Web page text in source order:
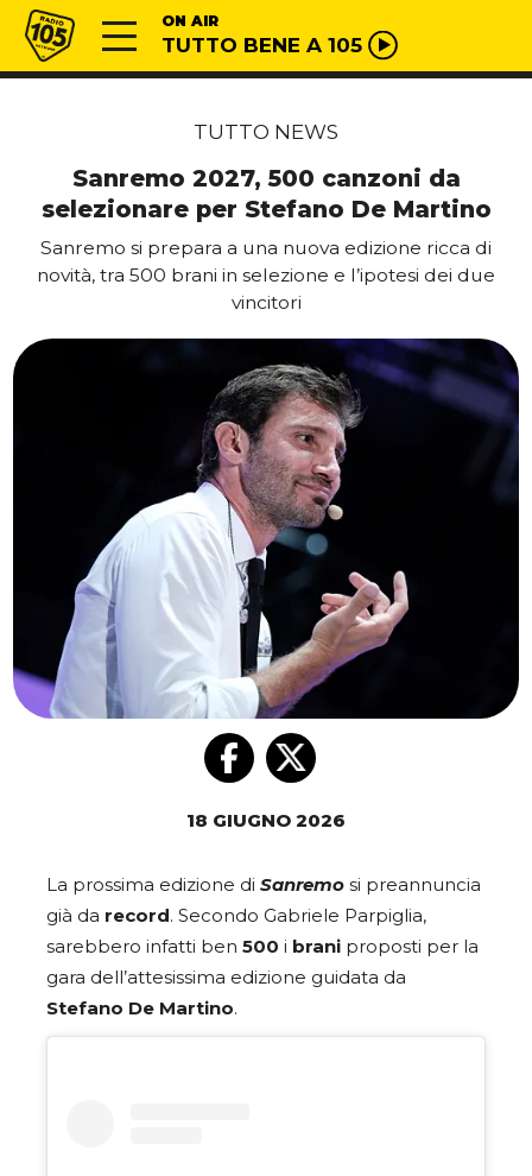
Vai al contenuto
Radio 105 ON AIR
TUTTO BENE A 105
TUTTO NEWS
Sanremo 2027, 500 canzoni da
selezionare per Stefano De Martino
Sanremo si prepara a una nuova edizione ricca di
novità, tra 500 brani in selezione e l’ipotesi dei due
vincitori
18 GIUGNO 2026
La prossima edizione di Sanremo si preannuncia
già da record. Secondo Gabriele Parpiglia,
sarebbero infatti ben 500 i brani proposti per la
gara dell’attesissima edizione guidata da
Stefano De Martino.